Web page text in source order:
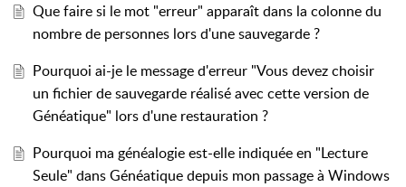
Que faire si le mot "erreur" apparaît dans la colonne du
nombre de personnes lors d'une sauvegarde ?
Pourquoi ai-je le message d'erreur "Vous devez choisir
un fichier de sauvegarde réalisé avec cette version de
Généatique" lors d'une restauration ?
Pourquoi ma généalogie est-elle indiquée en "Lecture
Seule" dans Généatique depuis mon passage à Windows